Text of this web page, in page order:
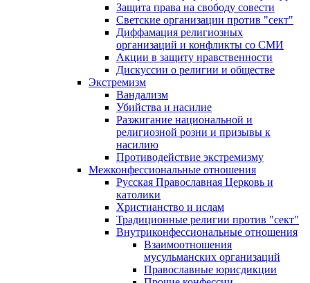
Защита права на свободу совести
Светские организации против "сект"
Диффамация религиозных
организаций и конфликты со СМИ
Акции в защиту нравственности
Дискуссии о религии и обществе
Экстремизм
Вандализм
Убийства и насилие
Разжигание национальной и
религиозной розни и призывы к
насилию
Противодействие экстремизму
Межконфессиональные отношения
Русская Православная Церковь и
католики
Христианство и ислам
Традиционные религии против "сект"
Внутриконфессиональные отношения
Взаимоотношения
мусульманских организаций
Православные юрисдикции